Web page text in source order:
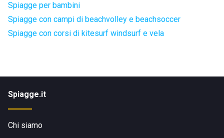
Spiagge per bambini
Spiagge con campi di beachvolley e beachsoccer
Spiagge con corsi di kitesurf windsurf e vela
Spiagge.it
Chi siamo